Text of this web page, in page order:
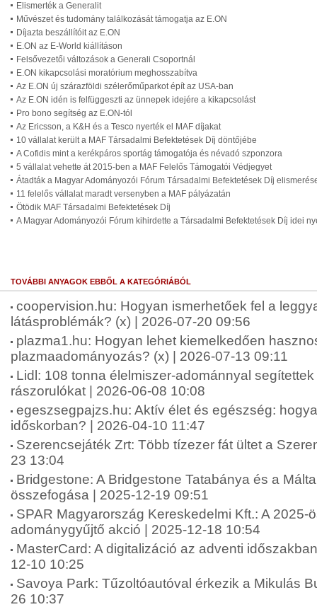
Elismerték a Generalit
Művészet és tudomány találkozását támogatja az E.ON
Díjazta beszállítóit az E.ON
E.ON az E-World kiállításon
Felsővezetői változások a Generali Csoportnál
E.ON kikapcsolási moratórium meghosszabítva
Az E.ON új szárazföldi szélerőműparkot épít az USA-ban
Az E.ON idén is felfüggeszti az ünnepek idejére a kikapcsolást
Pro bono segítség az E.ON-tól
Az Ericsson, a K&H és a Tesco nyerték el MAF díjakat
10 vállalat került a MAF Társadalmi Befektetések Díj döntőjébe
A Cofidis mint a kerékpáros sportág támogatója és névadó szponzora
5 vállalat vehette át 2015-ben a MAF Felelős Támogatói Védjegyet
Átadták a Magyar Adományozói Fórum Társadalmi Befektetések Díj
11 felelős vállalat maradt versenyben a MAF pályázatán
Ötödik MAF Társadalmi Befektetések Díj
A Magyar Adományozói Fórum kihirdette a Társadalmi Befektetések Díj idei
TOVÁBBI ANYAGOK EBBŐL A KATEGÓRIÁBÓL
coopervision.hu: Hogyan ismerhetőek fel a
látásproblémák? (x) | 2026-07-20 09:56
plazma1.hu: Hogyan lehet kiemelkedően
plazmaadományozás? (x) | 2026-07-13 09:11
Lidl: 108 tonna élelmiszer-adománnyal
rászorulókat | 2026-06-08 10:08
egeszsegpajzs.hu: Aktív élet és egészség:
időskorban? | 2026-04-10 11:47
Szerencsejáték Zrt: Több tízezer fát ültet a
23 13:04
Bridgestone: A Bridgestone Tatabánya és a
összefogása | 2025-12-19 09:51
SPAR Magyarország Kereskedelmi Kft.: A 2025-
adománygyűjtő akció | 2025-12-18 10:54
MasterCard: A digitalizáció az adventi
12-10 10:25
Savoya Park: Tűzoltóautóval érkezik a Mikulás
26 10:37